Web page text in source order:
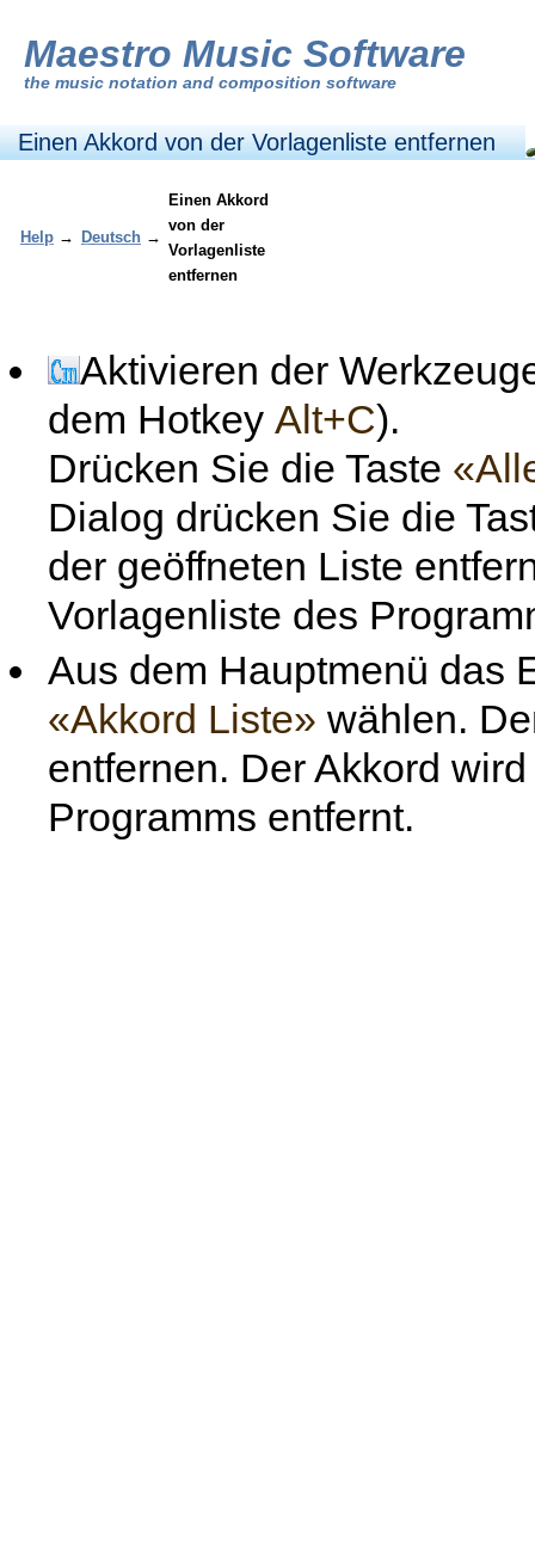
Maestro Music Software
the music notation and composition software
Einen Akkord von der Vorlagenliste entfernen
Help → Deutsch →
Einen Akkord
von der
Vorlagenliste
entfernen
Aktivieren der
dem Hotkey Alt+C).
Drücken Sie die Taste
Dialog drücken Sie die
der geöffneten Liste
Vorlagenliste des
Aus dem Hauptmenü das
«Akkord Liste» wählen.
entfernen. Der Akkord
Programms entfernt.